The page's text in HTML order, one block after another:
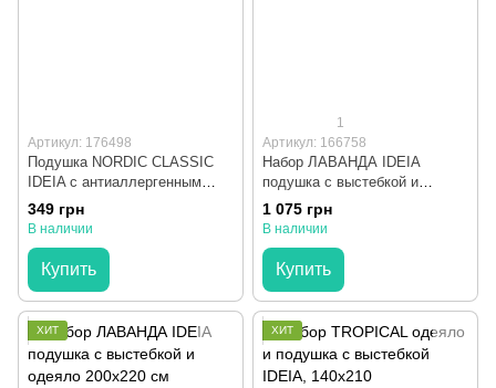
Артикул: 176498
Подушка NORDIC CLASSIC
IDEIA с антиаллергенным
волокном 70х70 см
349 грн
В наличии
Купить
1
Артикул: 166758
Набор ЛАВАНДА IDEIA
подушка с выстебкой и
одеяло 140x210 см
1 075 грн
В наличии
Купить
ХИТ ХИТ